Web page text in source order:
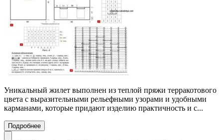
Уникальный жилет выполнен из теплой пряжи терракотового
цвета с выразительными рельефными узорами и удобными
карманами, которые придают изделию практичность и с...
Подробнее